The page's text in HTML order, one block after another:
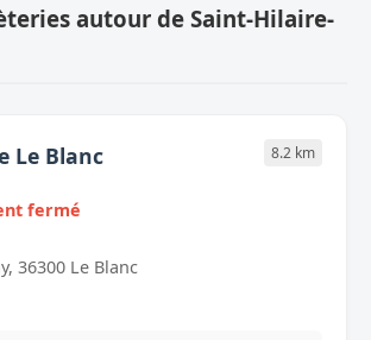
autour de Saint-Hilaire-
Le Blanc 8.2 km
fermé
36300 Le Blanc